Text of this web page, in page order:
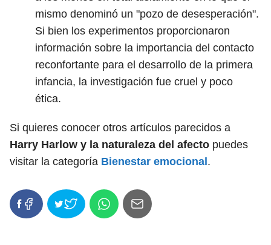
mismo denominó un "pozo de desesperación".
Si bien los experimentos proporcionaron
información sobre la importancia del contacto
reconfortante para el desarrollo de la primera
infancia, la investigación fue cruel y poco
ética.
Si quieres conocer otros artículos parecidos a
Harry Harlow y la naturaleza del afecto puedes
visitar la categoría Bienestar emocional .